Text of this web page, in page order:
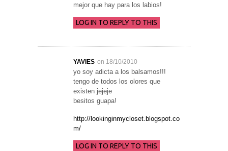
mejor que hay para los labios!
LOG IN TO REPLY TO THIS
YAVIES on 18/10/2010
yo soy adicta a los balsamos!!!
tengo de todos los olores que
existen jejeje
besitos guapa!
http://lookinginmycloset.blogspot.co
m/
LOG IN TO REPLY TO THIS